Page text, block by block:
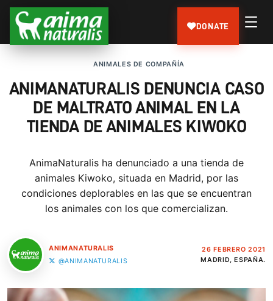
DONATE
ANIMALES DE COMPAÑÍA
ANIMANATURALIS DENUNCIA CASO
DE MALTRATO ANIMAL EN LA
TIENDA DE ANIMALES KIWOKO
AnimaNaturalis ha denunciado a una tienda de
animales Kiwoko, situada en Madrid, por las
condiciones deplorables en las que se encuentran
los animales con los que comercializan.
ANIMANATURALIS
@ANIMANATURALIS
26 FEBRERO 2021
MADRID, ESPAÑA.